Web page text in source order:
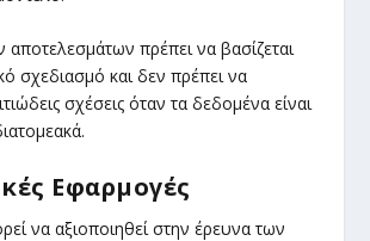
αποτελεσμάτων πρέπει να βασίζεται
σχεδιασμό και δεν πρέπει να
σχέσεις όταν τα δεδομένα είναι
Εφαρμογές
να αξιοποιηθεί στην έρευνα των